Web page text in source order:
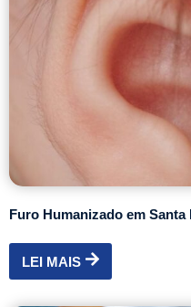
Furo Humanizado em Santa
LEI MAIS